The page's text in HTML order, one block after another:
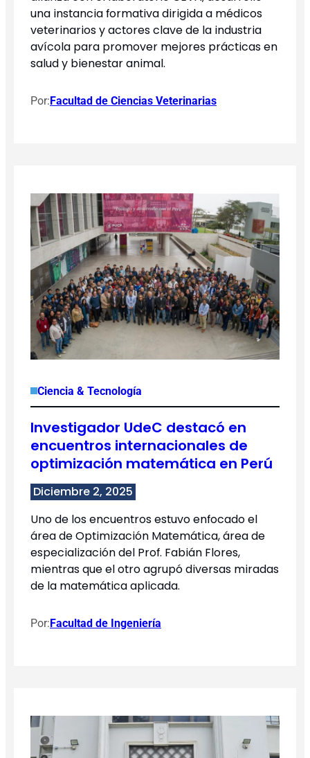
una instancia formativa dirigida a médicos
veterinarios y actores clave de la industria
avícola para promover mejores prácticas en
salud y bienestar animal.
Por: Facultad de Ciencias Veterinarias
Ciencia & Tecnología
Investigador UdeC destacó en
encuentros internacionales de
optimización matemática en Perú
Diciembre 2, 2025
Uno de los encuentros estuvo enfocado el
área de Optimización Matemática, área de
especialización del Prof. Fabián Flores,
mientras que el otro agrupó diversas miradas
de la matemática aplicada.
Por:Facultad de Ingeniería